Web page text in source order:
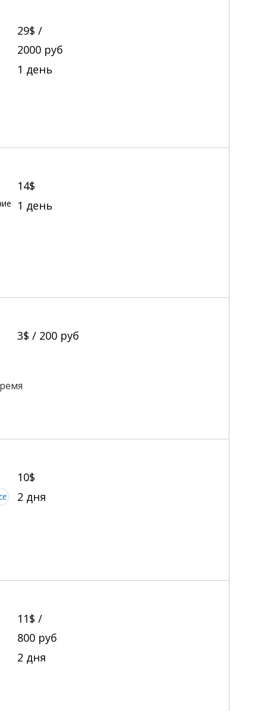
29$ /
2000 руб
1 день
14$
1 день
3$ / 200 руб
10$
2 дня
11$ /
800 руб
2 дня